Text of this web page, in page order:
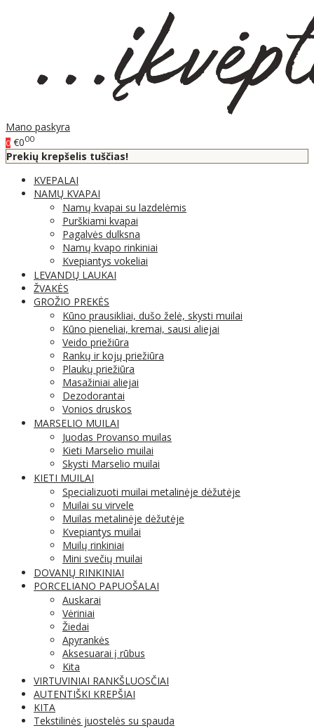
Mano paskyra
0 €000
Prekių krepšelis tuščias!
KVEPALAI
NAMŲ KVAPAI
Namų kvapai su lazdelėmis
Purškiami kvapai
Pagalvės dulksna
Namų kvapo rinkiniai
Kvepiantys vokeliai
LEVANDŲ LAUKAI
ŽVAKĖS
GROŽIO PREKĖS
Kūno prausikliai, dušo želė, skysti muilai
Kūno pieneliai, kremai, sausi aliejai
Veido priežiūra
Rankų ir kojų priežiūra
Plaukų priežiūra
Masažiniai aliejai
Dezodorantai
Vonios druskos
MARSELIO MUILAI
Juodas Provanso muilas
Kieti Marselio muilai
Skysti Marselio muilai
KIETI MUILAI
Specializuoti muilai metalinėje dėžutėje
Muilai su virvele
Muilas metalinėje dėžutėje
Kvepiantys muilai
Muilų rinkiniai
Mini svečių muilai
DOVANŲ RINKINIAI
PORCELIANO PAPUOŠALAI
Auskarai
Vėriniai
Žiedai
Apyrankės
Aksesuarai į rūbus
Kita
VIRTUVINIAI RANKŠLUOSČIAI
AUTENTIŠKI KREPŠIAI
KITA
Tekstilinės juostelės su spauda